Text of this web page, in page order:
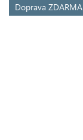
Doprava ZDARMA